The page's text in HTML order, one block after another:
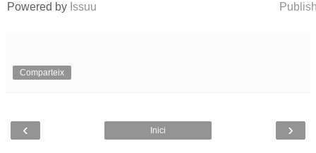
Powered by Issuu
Comparteix
‹ ›
Inici